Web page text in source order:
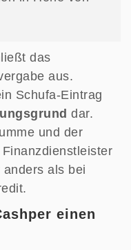
das
aus.
Schufa-Eintrag
dar.
und der
als bei
einen